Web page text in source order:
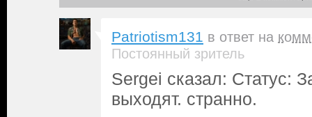
Patriotism131 в ответ на
Постоянный зритель
Sergei сказал: Статус:
выходят. странно.